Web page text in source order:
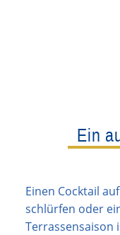
Ein
Einen Cocktail
schlürfen oder
Terrassensaison